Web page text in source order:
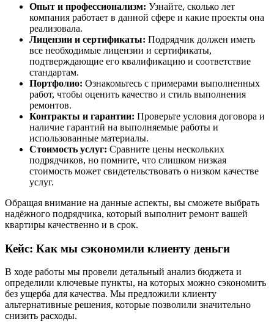
Опыт и профессионализм: Узнайте, сколько лет
компания работает в данной сфере и какие проекты она
реализовала.
Лицензии и сертификаты: Подрядчик должен иметь
все необходимые лицензии и сертификаты,
подтверждающие его квалификацию и соответствие
стандартам.
Портфолио: Ознакомьтесь с примерами выполненных
работ, чтобы оценить качество и стиль выполнения
ремонтов.
Контракты и гарантии: Проверьте условия договора и
наличие гарантий на выполняемые работы и
использованные материалы.
Стоимость услуг: Сравните цены нескольких
подрядчиков, но помните, что слишком низкая
стоимость может свидетельствовать о низком качестве
услуг.
Обращая внимание на данные аспекты, вы сможете выбрать
надёжного подрядчика, который выполнит ремонт вашей
квартиры качественно и в срок.
Кейс: Как мы сэкономили клиенту деньги
В ходе работы мы провели детальный анализ бюджета и
определили ключевые пункты, на которых можно сэкономить
без ущерба для качества. Мы предложили клиенту
альтернативные решения, которые позволили значительно
снизить расходы.